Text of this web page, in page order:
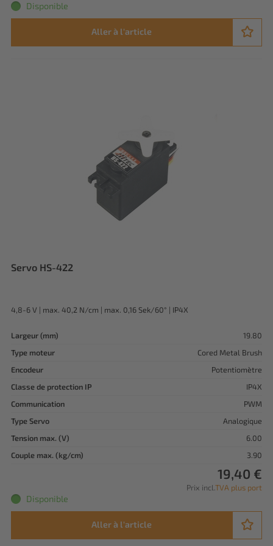
Disponible
Aller à l'article
Servo HS-422
4,8-6 V | max. 40,2 N/cm | max. 0,16 Sek/60° | IP4X
Largeur (mm)
19.80
Type moteur
Cored Metal Brush
Encodeur
Potentiomètre
Classe de protection IP
IP4X
Communication
PWM
Type Servo
Analogique
Tension max. (V)
6.00
Couple max. (kg/cm)
3.90
19,40 €
Prix incl. TVA plus port
Disponible
Aller à l'article